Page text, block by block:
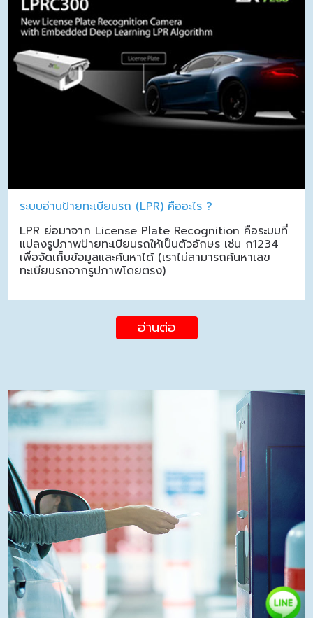
ระบบอ่านป้ายทะเบียนรถ (LPR) คืออะไร ?
LPR ย่อมาจาก License Plate Recognition คือระบบที่
แปลงรูปภาพป้ายทะเบียนรถให้เป็นตัวอักษร เช่น ก1234
เพื่อจัดเก็บข้อมูลและค้นหาได้ (เราไม่สามารถค้นหาเลข
ทะเบียนรถจากรูปภาพโดยตรง)
อ่านต่อ